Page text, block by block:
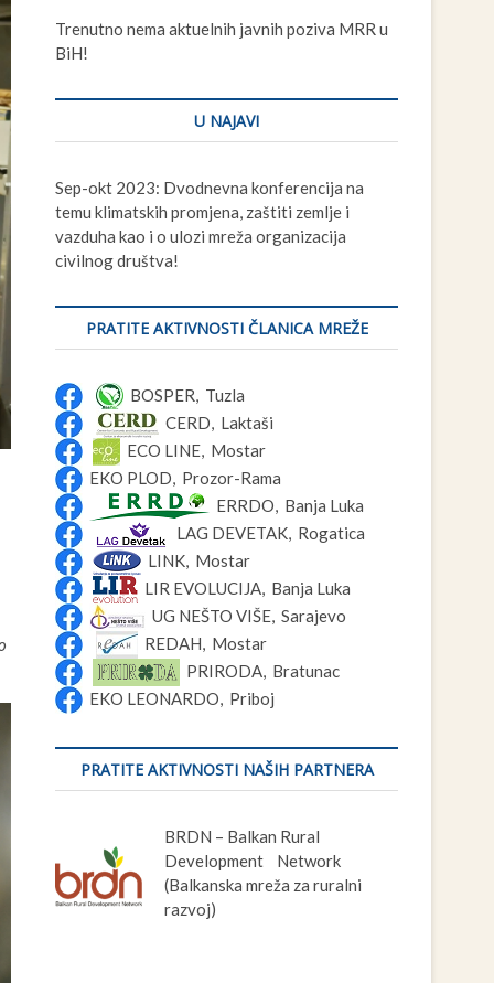
t
Trenutno nema aktuelnih javnih poziva MRR u
BiH!
U NAJAVI
Sep-okt 2023: Dvodnevna konferencija na
temu klimatskih promjena, zaštiti zemlje i
vazduha kao i o ulozi mreža organizacija
civilnog društva!
PRATITE AKTIVNOSTI ČLANICA MREŽE
BOSPER, Tuzla
CERD, Laktaši
ECO LINE, Mostar
EKO PLOD, Prozor-Rama
ERRDO, Banja Luka
LAG DEVETAK, Rogatica
LINK, Mostar
LIR EVOLUCIJA, Banja Luka
UG NEŠTO VIŠE, Sarajevo
REDAH, Mostar
PRIRODA, Bratunac
EKO LEONARDO, Priboj
PRATITE AKTIVNOSTI NAŠIH PARTNERA
BRDN – Balkan Rural
Development Network
(Balkanska mreža za ruralni
razvoj)